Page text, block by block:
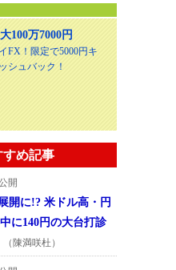
100万7000円
FX！限定で5000円キ
シュバック！
め記事
開
開に!? 米ドル高・円
に140円の大台打診
（陳満咲杜）